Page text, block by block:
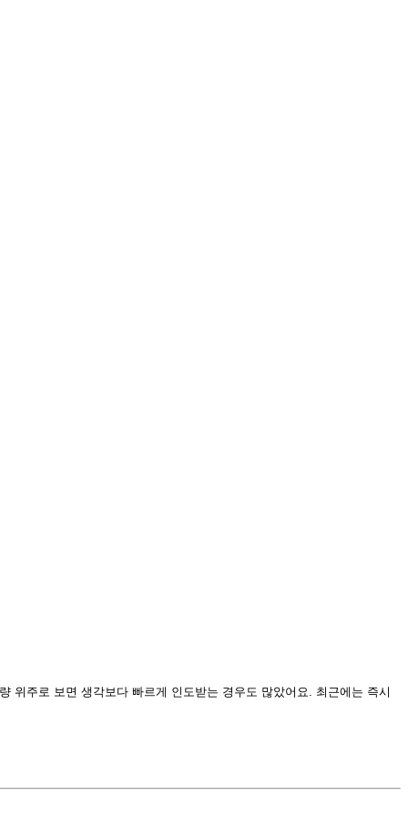
위주로 보면 생각보다 빠르게 인도받는 경우도 많았어요. 최근에는 즉시